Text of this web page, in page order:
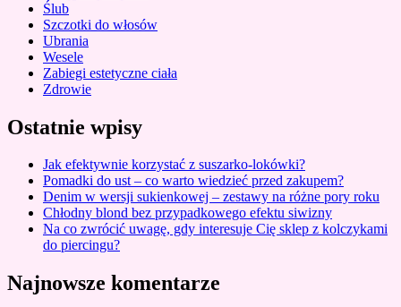
Ślub
Szczotki do włosów
Ubrania
Wesele
Zabiegi estetyczne ciała
Zdrowie
Ostatnie wpisy
Jak efektywnie korzystać z suszarko-lokówki?
Pomadki do ust – co warto wiedzieć przed zakupem?
Denim w wersji sukienkowej – zestawy na różne pory roku
Chłodny blond bez przypadkowego efektu siwizny
Na co zwrócić uwagę, gdy interesuje Cię sklep z kolczykami
do piercingu?
Najnowsze komentarze